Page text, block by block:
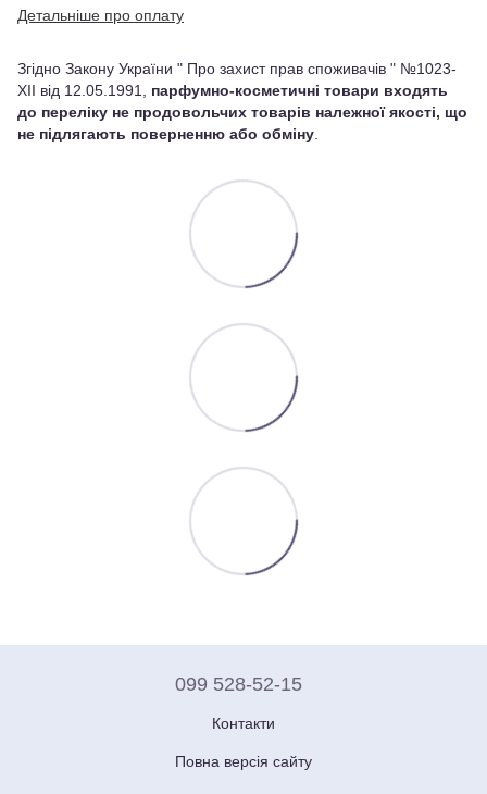
Детальніше про оплату
Згідно Закону України " Про захист прав споживачів " №1023-
XII від 12.05.1991, парфумно-косметичні товари входять
до переліку не продовольчих товарів належної якості, що
не підлягають поверненню або обміну
099 528-52-15
Контакти
Повна версія сайту